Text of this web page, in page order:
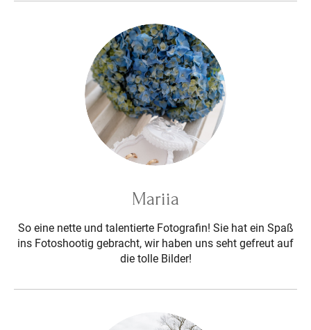
Mariia
So eine nette und talentierte Fotografin! Sie hat ein Spaß
ins Fotoshootig gebracht, wir haben uns seht gefreut auf
die tolle Bilder!